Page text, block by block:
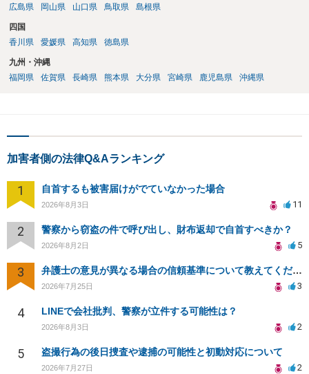
広島県
岡山県 山口県 鳥取県 島根県
四国
香川県
愛媛県 高知県 徳島県
九州・沖縄
福岡県
佐賀県 長崎県 熊本県 大分県 宮崎県 鹿児島県 沖縄県
加害者側の法律Q&Aランキング
1 自首するも被害届けがでていなかった場合
2026年8月3日 11
2 警察から窃盗の件で呼び出し、財布返却で自首すべきか？
2026年8月2日 5
3 弁護士の意見が異なる場合の信頼基準について教えてください
2026年7月25日 3
4 LINEで会社批判、警察が立件する可能性は？
2026年8月3日 2
5 盗撮行為の後日捜査や逮捕の可能性と初動対応について
2026年7月27日 2